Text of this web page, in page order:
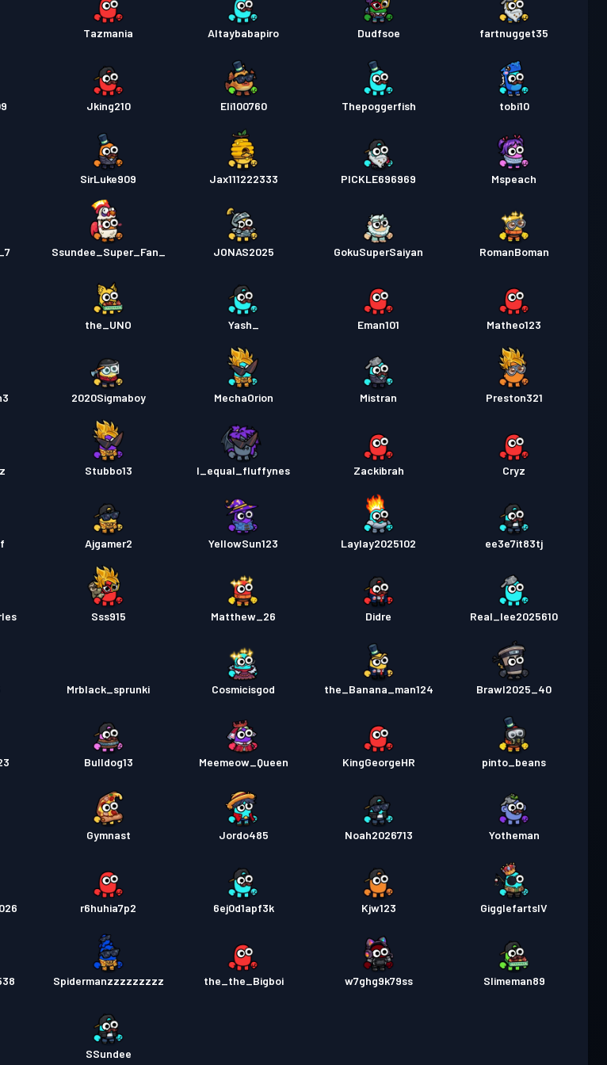
Tazmania Altaybabapiro Dudfsoe fartnugget35
Jking210 Eli100760 Thepoggerfish tobi10
SirLuke909 Jax111222333 PICKLE696969 Mspeach
Ssundee_Super_Fan_ JONAS2025 GokuSuperSaiyan RomanBoman
the_UNO Yash_ Eman101 Matheo123
2020Sigmaboy MechaOrion Mistran Preston321
Stubbo13 I_equal_fluffynes Zackibrah Cryz
Ajgamer2 YellowSun123 Laylay2025102 ee3e7it83tj
Sss915 Matthew_26 Didre Real_lee2025610
Mrblack_sprunki Cosmicisgod the_Banana_man124 Brawl2025_40
Bulldog13 Meemeow_Queen KingGeorgeHR pinto_beans
Gymnast Jordo485 Noah2026713 Yotheman
r6huhia7p2 6ej0d1apf3k Kjw123 GigglefartsIV
Spidermanzzzzzzzzz the_the_Bigboi w7ghg9k79ss Slimeman89
SSundee